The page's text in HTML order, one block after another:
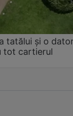
tatălui și o
tot cartierul